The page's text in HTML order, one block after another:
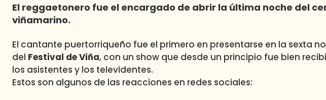
El reggaetonero fue el encargado de abrir la última noche del
viñamarino.
El cantante puertorriqueño fue el primero en presentarse en la sexta
del Festival de Viña, con un show que desde un principio fue bien
los asistentes y los televidentes.
Estos son algunos de las reacciones en redes sociales: